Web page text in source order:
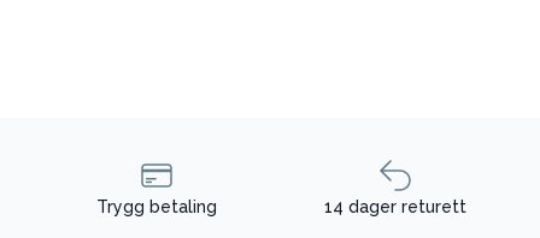
Trygg betaling 14 dager returett